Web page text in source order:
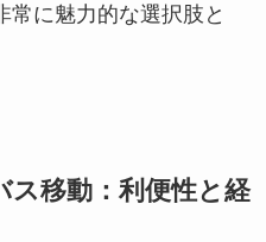
常に魅力的な選択肢と
ス移動：利便性と経